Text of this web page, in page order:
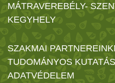
MÁTRAVEREBÉLY-
KEGYHELY
SZAKMAI
TUDOMÁNYOS
ADATVÉDELEM